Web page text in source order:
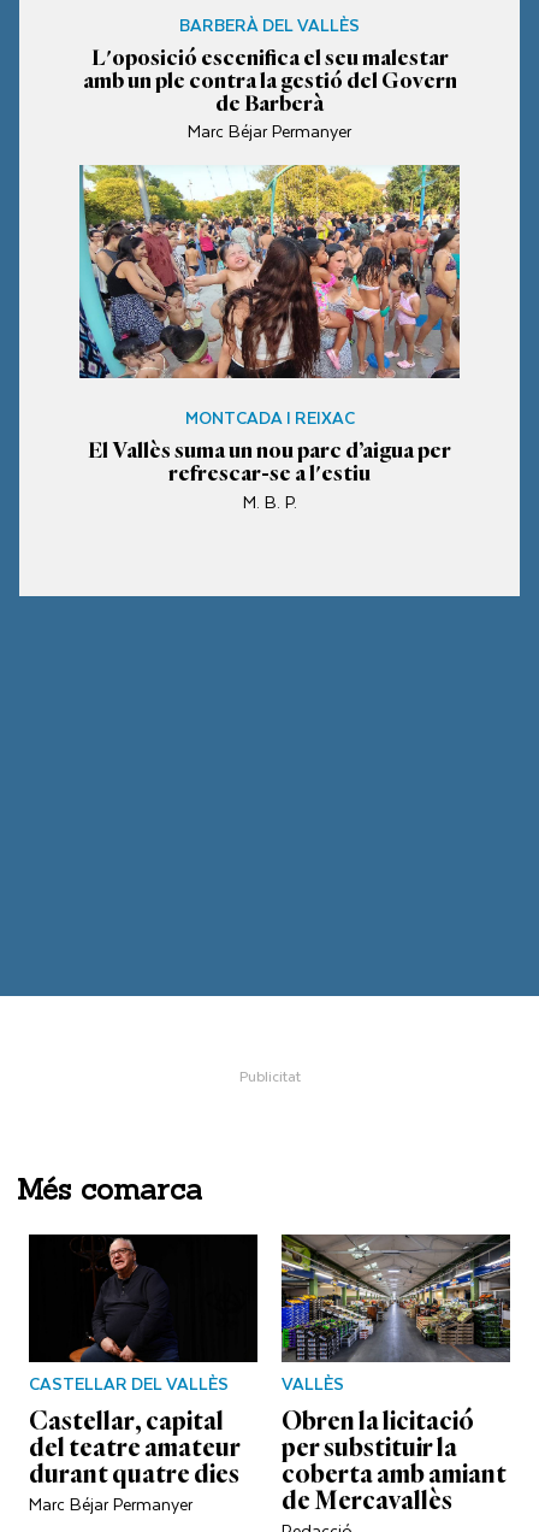
BARBERÀ DEL VALLÈS
L'oposició escenifica el seu malestar
amb un ple contra la gestió del Govern
de Barberà
Marc Béjar Permanyer
MONTCADA I REIXAC
El Vallès suma un nou parc d’aigua per
refrescar-se a l'estiu
M. B. P.
Més comarca
CASTELLAR DEL VALLÈS
Castellar, capital
del teatre amateur
durant quatre dies
Marc Béjar Permanyer
VALLÈS
Obren la licitació
per substituir la
coberta amb amiant
de Mercavallès